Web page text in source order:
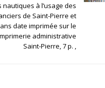
à l’usage des
de Saint-Pierre et
date imprimée sur le
administrative
Saint-Pierre, 7 p. ,